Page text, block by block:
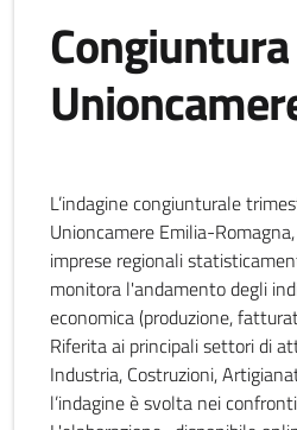
Congiuntura
L’indagine congiunturale
Unioncamere Emilia-
imprese regionali
monitora l'andamento degli
economica (produzione,
Riferita ai principali settori di
Industria, Costruzioni,
l’indagine è svolta nei